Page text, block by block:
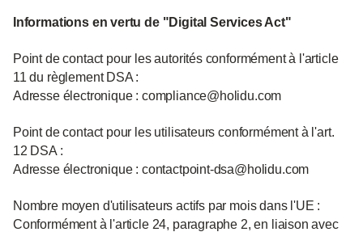
Informations en vertu de "Digital Services Act"
Point de contact pour les autorités conformément à l'article
11 du règlement DSA :
Adresse électronique : compliance@holidu.com
Point de contact pour les utilisateurs conformément à l'art.
12 DSA :
Adresse électronique : contactpoint-dsa@holidu.com
Nombre moyen d'utilisateurs actifs par mois dans l'UE :
Conformément à l'article 24, paragraphe 2, en liaison avec